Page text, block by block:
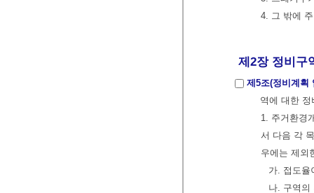
4. 그 밖에
제2장 정비구
제5조(정비계획
역에 대한
1. 주거환경
서 다음 각
우에는 제외
가. 접도
나. 구역의